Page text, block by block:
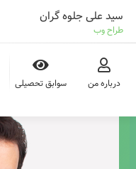
سید علی جلوه گران
طراح وب
درباره من سوابق تحصیلی